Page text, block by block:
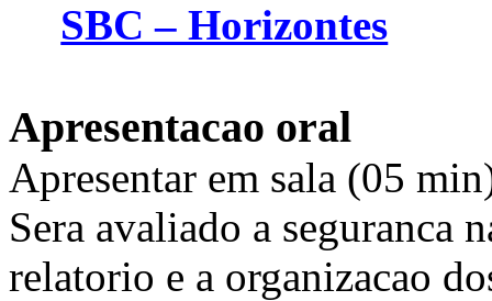
SBC – Horizontes
Apresentacao oral
Apresentar em sala (05
Sera avaliado a seguranca
relatorio e a organizacao